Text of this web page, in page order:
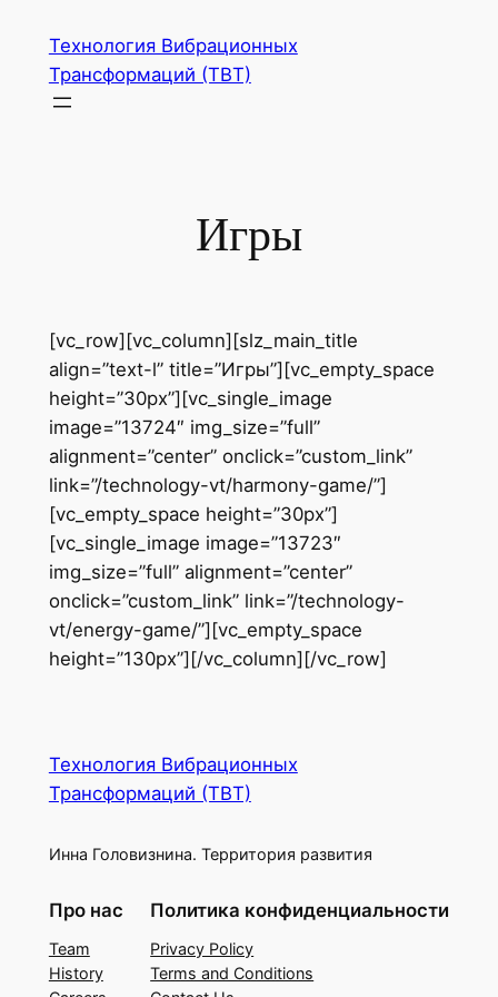
содержимому
Технология Вибрационных
Трансформаций (ТВТ)
Игры
[vc_row][vc_column][slz_main_title
align=”text-l” title=”Игры”][vc_empty_space
height=”30px”][vc_single_image
image=”13724″ img_size=”full”
alignment=”center” onclick=”custom_link”
link=”/technology-vt/harmony-game/”]
[vc_empty_space height=”30px”]
[vc_single_image image=”13723″
img_size=”full” alignment=”center”
onclick=”custom_link” link=”/technology-
vt/energy-game/”][vc_empty_space
height=”130px”][/vc_column][/vc_row]
Технология Вибрационных
Трансформаций (ТВТ)
Инна Головизнина. Территория развития
Про нас
Team
History
Политика конфиденциальности
Privacy Policy
Terms and Conditions